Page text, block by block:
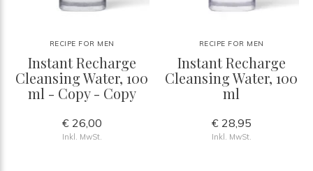
RECIPE FOR MEN
Instant Recharge
Cleansing Water, 100
ml - Copy - Copy
€ 26,00
Inkl. MwSt.
RECIPE FOR MEN
Instant Recharge
Cleansing Water, 100
ml
€ 28,95
Inkl. MwSt.